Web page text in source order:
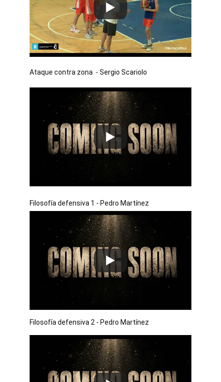
Filosofía defensiva 2 - Pedro Martínez
Filosofía defensiva 1 - Pedro Martínez
Ataque contra zona  - Sergio Scariolo